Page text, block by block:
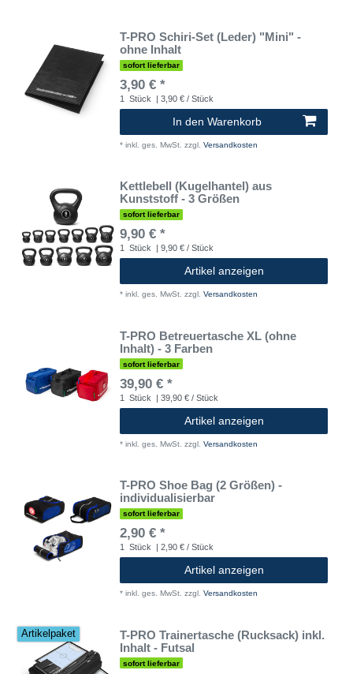
T-PRO Schiri-Set (Leder) "Mini" -
ohne Inhalt
sofort lieferbar
3,90 € *
1 Stück | 3,90 € / Stück
In den Warenkorb
* inkl. ges. MwSt. zzgl. Versandkosten
Kettlebell (Kugelhantel) aus
Kunststoff - 3 Größen
sofort lieferbar
9,90 € *
1 Stück | 9,90 € / Stück
Artikel anzeigen
* inkl. ges. MwSt. zzgl. Versandkosten
T-PRO Betreuertasche XL (ohne
Inhalt) - 3 Farben
sofort lieferbar
39,90 € *
1 Stück | 39,90 € / Stück
Artikel anzeigen
* inkl. ges. MwSt. zzgl. Versandkosten
T-PRO Shoe Bag (2 Größen) -
individualisierbar
sofort lieferbar
2,90 € *
1 Stück | 2,90 € / Stück
Artikel anzeigen
* inkl. ges. MwSt. zzgl. Versandkosten
Artikelpaket
T-PRO Trainertasche (Rucksack) inkl.
Inhalt - Futsal
sofort lieferbar